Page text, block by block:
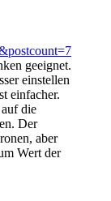
geeignet.
einstellen
einfacher.
die
Der
aber
Wert der